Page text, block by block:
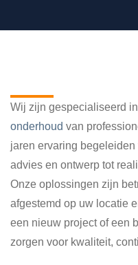
Wij zijn gespecialiseerd
onderhoud van
jaren ervaring
advies en ontwerp tot
Onze oplossingen zijn
afgestemd op uw locatie
een nieuw project of een
zorgen voor kwaliteit,